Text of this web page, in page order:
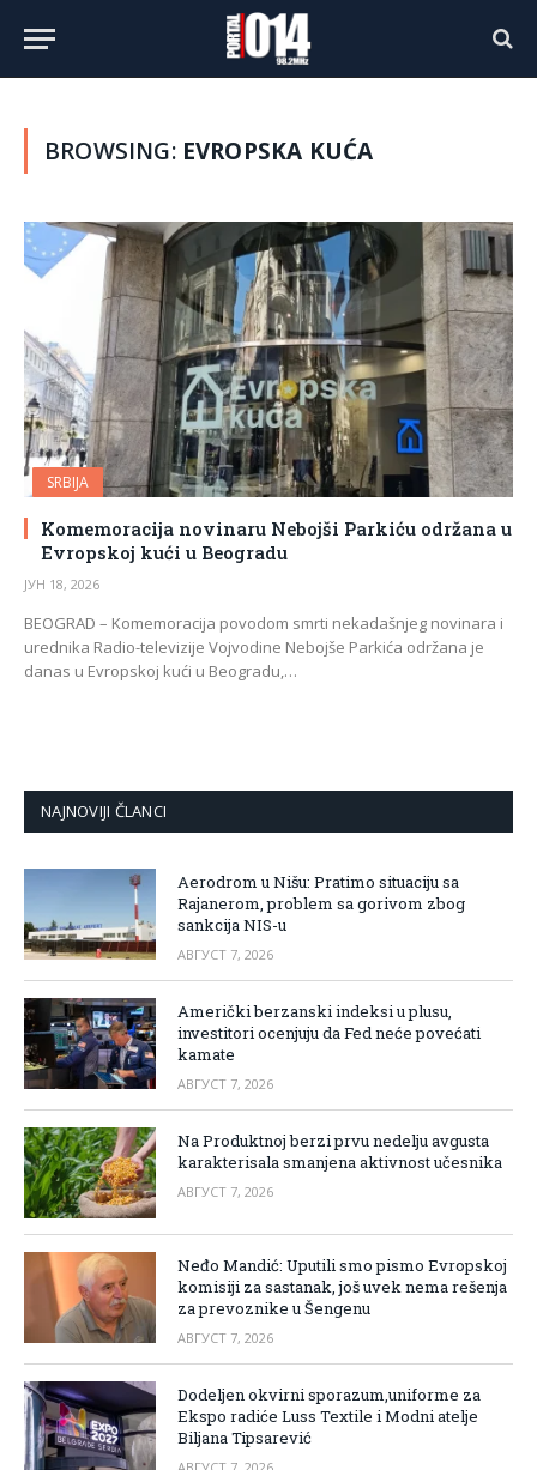
BROWSING: EVROPSKA KUĆA
SRBIJA
Komemoracija novinaru Nebojši Parkiću održana u
Evropskoj kući u Beogradu
ЈУН 18, 2026
BEOGRAD – Komemoracija povodom smrti nekadašnjeg novinara i
urednika Radio-televizije Vojvodine Nebojše Parkića održana je
danas u Evropskoj kući u Beogradu,…
NAJNOVIJI ČLANCI
Aerodrom u Nišu: Pratimo situaciju sa
Rajanerom, problem sa gorivom zbog
sankcija NIS-u
АВГУСТ 7, 2026
Američki berzanski indeksi u plusu,
investitori ocenjuju da Fed neće povećati
kamate
АВГУСТ 7, 2026
Na Produktnoj berzi prvu nedelju avgusta
karakterisala smanjena aktivnost učesnika
АВГУСТ 7, 2026
Neđo Mandić: Uputili smo pismo Evropskoj
komisiji za sastanak, još uvek nema rešenja
za prevoznike u Šengenu
АВГУСТ 7, 2026
Dodeljen okvirni sporazum,uniforme za
Ekspo radiće Luss Textile i Modni atelje
Biljana Tipsarević
АВГУСТ 7, 2026